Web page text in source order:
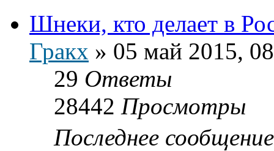
Шнеки, кто делает в
Гракх » 05 май 2015,
29 Ответы
28442 Просмотры
Последнее